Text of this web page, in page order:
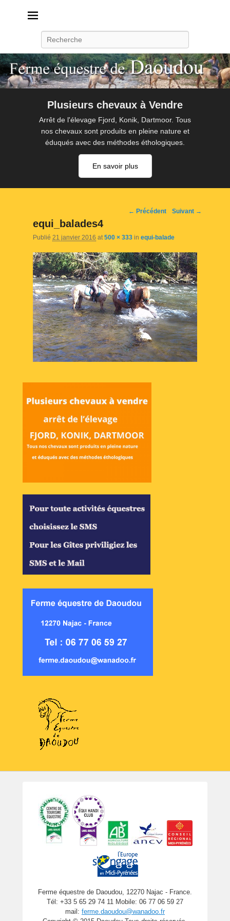
Plusieurs chevaux à Vendre
Arrêt de l'élevage Fjord, Konik, Dartmoor. Tous
nos chevaux sont produits en pleine nature et
éduqués avec des méthodes éthologiques.
En savoir plus
Navigation
← Précédent Suivant →
equi_balades4
Publié 21 janvier 2016 at 500 × 333 in equi-balade
Ferme équestre de Daoudou, 12270 Najac - France.
Tél: +33 5 65 29 74 11 Mobile: 06 77 06 59 27
mail: ferme.daoudou@wanadoo.fr